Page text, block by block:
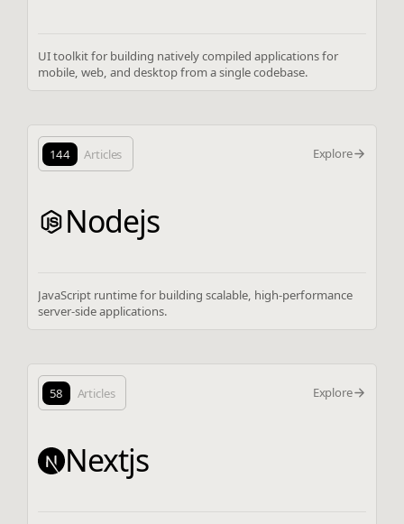
UI toolkit for building natively compiled applications for
mobile, web, and desktop from a single codebase.
144 Articles Explore
Nodejs
JavaScript runtime for building scalable, high-performance
server-side applications.
58 Articles Explore
Nextjs